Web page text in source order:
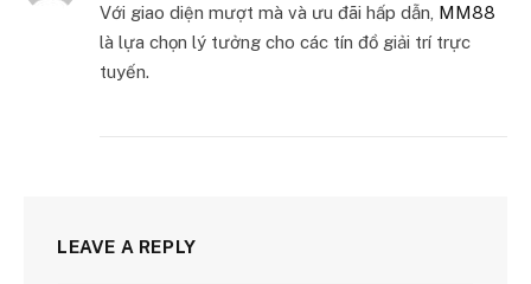
Với giao diện mượt mà và ưu đãi hấp dẫn, MM88
là lựa chọn lý tưởng cho các tín đồ giải trí trực
tuyến.
LEAVE A REPLY